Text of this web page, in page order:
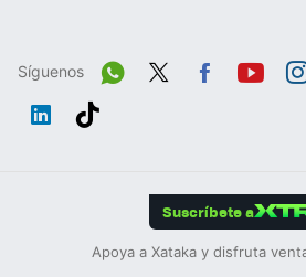
Síguenos
Wh
Suscríbete a
Apoya a Xataka y disfruta